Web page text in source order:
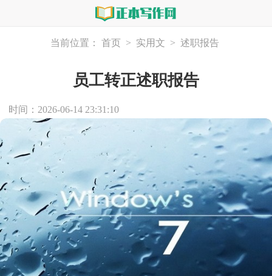
当前位置： 首页 > 实用文 > 述职报告
员工转正述职报告
时间：2026-06-14 23:31:10